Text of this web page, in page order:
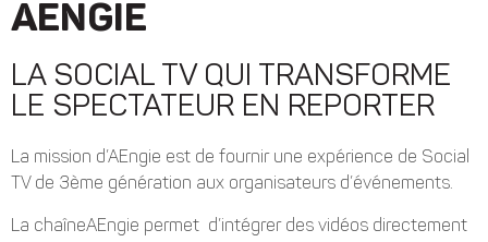
AENGIE
LA SOCIAL TV QUI TRANSFORME
LE SPECTATEUR EN REPORTER
La mission d’AEngie est de fournir une expérience de Social
TV de 3ème génération aux organisateurs d’événements.
La chaîneAEngie permet d’intégrer des vidéos directement